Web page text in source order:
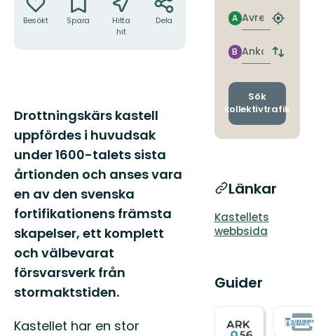
Besökt Spara
Hitta
hit
Dela
Beskrivning
Drottningskärs kastell
uppfördes i huvudsak
under 1600-talets sista
årtionden och anses vara
en av den svenska
fortifikationens främsta
skapelser, ett komplett
och välbevarat
försvarsverk från
stormaktstiden.
Kastellet har en stor
Avresa
A
Hitta
Ankomst
B
Byt
och
Sök
kollektivtrafik
Länkar
Kastellets
webbsida
Guider